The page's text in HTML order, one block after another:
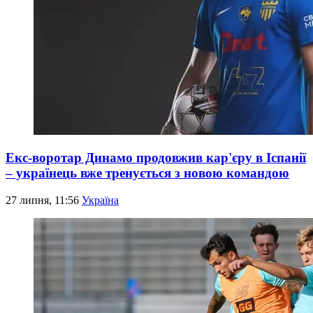
Екс-воротар Динамо продовжив кар'єру в Іспанії
– українець вже тренується з новою командою
27 липня, 11:56 Україна